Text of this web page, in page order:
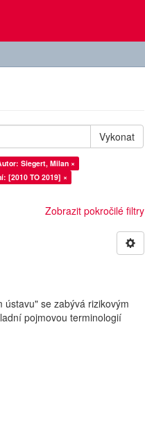
Vykonat
Siegert, Milan ×
[2010 TO 2019] ×
Zobrazit pokročilé filtry
se zabývá rizikovým
pojmovou terminologií